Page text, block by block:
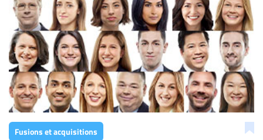
Fusions et acquisitions